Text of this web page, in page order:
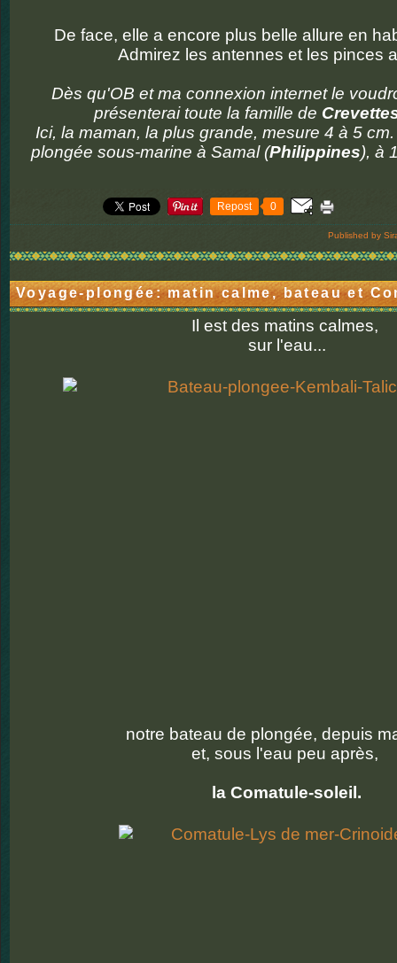
De face, elle a encore plus belle allure en
Admirez les antennes et les pinces
Dès qu'OB et ma connexion internet le
présenterai toute la famille de
Ici, la maman, la plus grande, mesure 4 à 5
plongée sous-marine à Samal (Philippines), à
Repost 0
Published by
Voyage-plongée: matin calme, bateau et
Il est des matins calmes,
sur l'eau...
notre bateau de plongée, depuis
et, sous l'eau peu après,
la Comatule-soleil.